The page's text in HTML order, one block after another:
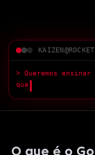
> Queremos
qualidade superior.
O que é o